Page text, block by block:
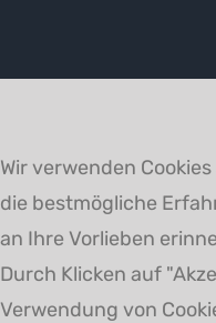
Wir verwenden
die bestmögliche
an Ihre Vorlieben
Durch Klicken auf
Verwendung von